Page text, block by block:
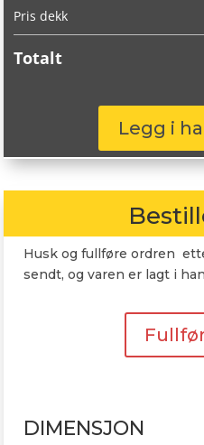
Pris dekk
Totalt
Legg i
Husk og fullføre ordren
sendt, og varen er lagt i
DIMENSJON